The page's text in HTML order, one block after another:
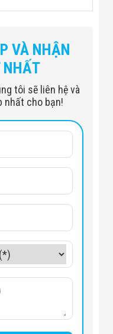
VÀ NHẬN
NHẤT
tôi sẽ liên hệ và
nhất cho bạn!